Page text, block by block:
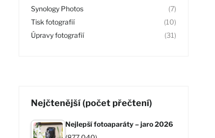
Synology Photos
(7)
Tisk fotografií
(10)
Úpravy fotografií
(31)
Nejčtenější (počet přečtení)
Nejlepší fotoaparáty – jaro 2026